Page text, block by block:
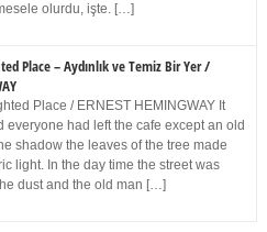
mesele olurdu, işte. […]
Place – Aydınlık ve Temiz Bir Yer /
Place / ERNEST HEMINGWAY It
everyone had left the cafe except an old
shadow the leaves of the tree made
light. In the day time the street was
dust and the old man […]